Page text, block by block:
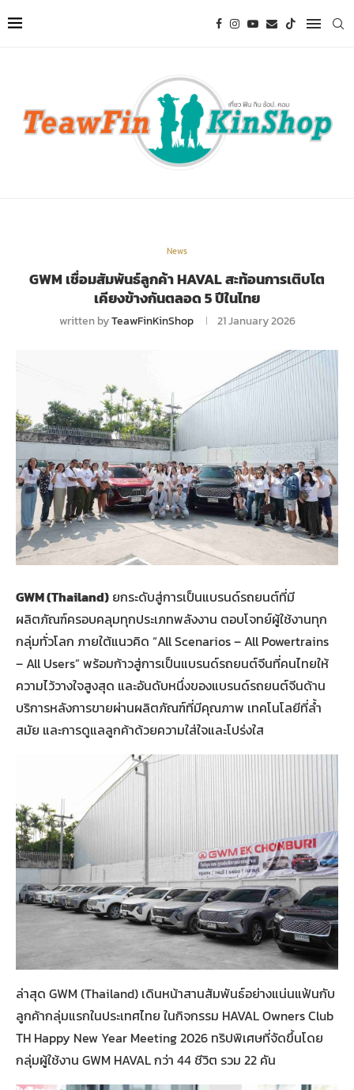
News
GWM เชื่อมสัมพันธ์ลูกค้า HAVAL สะท้อนการเติบโต
เคียงข้างกันตลอด 5 ปีในไทย
written byTeawFinKinShop 21 January 2026
GWM (Thailand) ยกระดับสู่การเป็นแบรนด์รถยนต์ที่มี
ผลิตภัณฑ์ครอบคลุมทุกประเภทพลังงาน ตอบโจทย์ผู้ใช้งานทุก
กลุ่มทั่วโลก ภายใต้แนวคิด “All Scenarios – All Powertrains
– All Users” พร้อมก้าวสู่การเป็นแบรนด์รถยนต์จีนที่คนไทยให้
ความไว้วางใจสูงสุด และอันดับหนึ่งของแบรนด์รถยนต์จีนด้าน
บริการหลังการขายผ่านผลิตภัณฑ์ที่มีคุณภาพ เทคโนโลยีที่ล้ำ
สมัย และการดูแลลูกค้าด้วยความใส่ใจและโปร่งใส
ล่าสุด GWM (Thailand) เดินหน้าสานสัมพันธ์อย่างแน่นแฟ้นกับ
ลูกค้ากลุ่มแรกในประเทศไทย ในกิจกรรม HAVAL Owners Club
TH Happy New Year Meeting 2026 ทริปพิเศษที่จัดขึ้นโดย
กลุ่มผู้ใช้งาน GWM HAVAL กว่า 44 ชีวิต รวม 22 คัน